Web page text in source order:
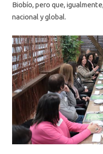
Biobío, pero que,
nacional y global.